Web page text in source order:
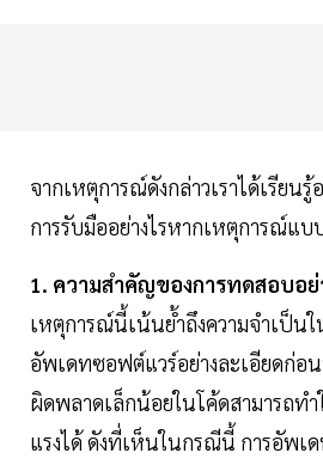
จากเหตุการณ์ดังกล่าวเราได้เรียนรู้
การรับมืออย่างไรหากเหตุการณ์แ
1. ความสำคัญของการทดสอบอย่
เหตุการณ์นี้เน้นย้ำถึงความจำเป็น
อัพเดทซอฟต์แวร์อย่างละเอียดก่อ
ผิดพลาดเล็กน้อยในโค้ดสามารถท
แรงได้ ดังที่เห็นในกรณีนี้ การอัพเ